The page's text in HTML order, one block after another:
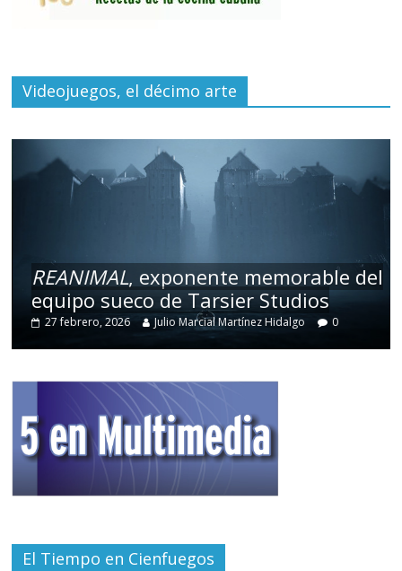
Videojuegos, el décimo arte
REANIMAL, exponente memorable del
equipo sueco de Tarsier Studios
27 febrero, 2026 Julio Marcial Martínez Hidalgo 0
El Tiempo en Cienfuegos